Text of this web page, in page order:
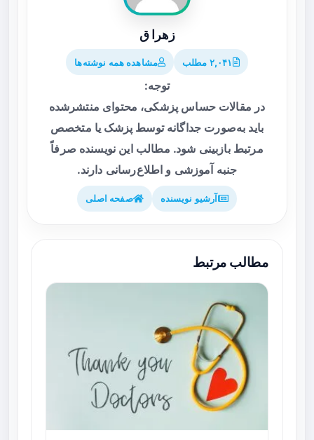
زهرا ق
۲,۰۴۱ مطلب مشاهده همه نوشته‌ها
توجه:
در مقالات حساس پزشکی، محتوای منتشرشده
باید به‌صورت جداگانه توسط پزشک یا متخصص
مرتبط بازبینی شود. مطالب این نویسنده صرفاً
جنبه آموزشی و اطلاع‌رسانی دارند.
آرشیو نویسنده صفحه اصلی
مطالب مرتبط